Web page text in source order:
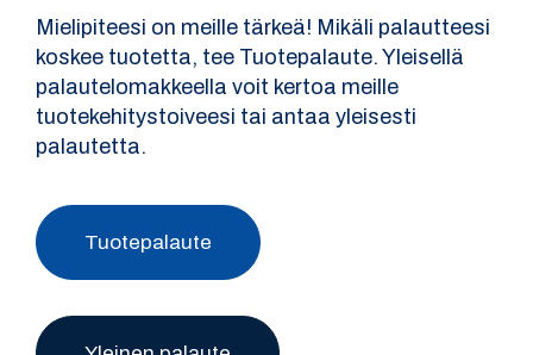
Mielipiteesi on meille tärkeä! Mikäli palautteesi
koskee tuotetta, tee Tuotepalaute. Yleisellä
palautelomakkeella voit kertoa meille
tuotekehitystoiveesi tai antaa yleisesti
palautetta.
Tuotepalaute